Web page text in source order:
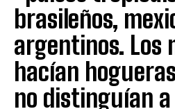
brasileños,
argentinos. Los
hacían
no distinguían